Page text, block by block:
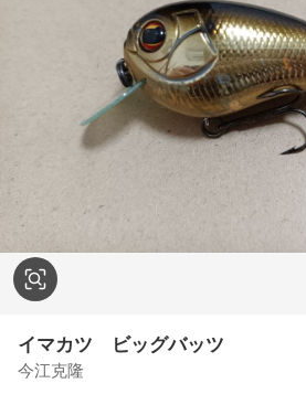
イマカツ ビッグバッツ
今江克隆